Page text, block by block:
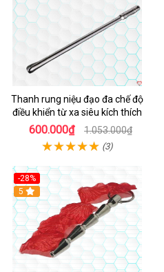
Thanh rung niệu đạo đa chế độ
điều khiển từ xa siêu kích thích
600.000₫ 1.053.000₫
(3)
-28%
Hot
5